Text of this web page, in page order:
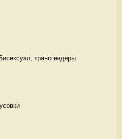
трансгендеры